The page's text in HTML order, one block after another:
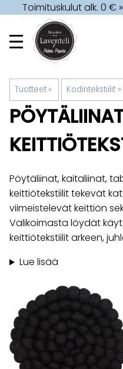
Toimituskulut alk. 0 € »
Tuotteet ‪» Kodintekstiilit ‪»
Pöytäliinat, kaitaliinat,
keittiötekstiilit tekevät
viimeistelevät keittiön
Valikoimasta löydät
keittiötekstiilit arkeen,
Lue lisää